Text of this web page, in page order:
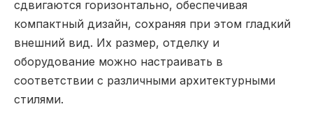
сдвигаются горизонтально, обеспечивая
компактный дизайн, сохраняя при этом гладкий
внешний вид. Их размер, отделку и
оборудование можно настраивать в
соответствии с различными архитектурными
стилями.